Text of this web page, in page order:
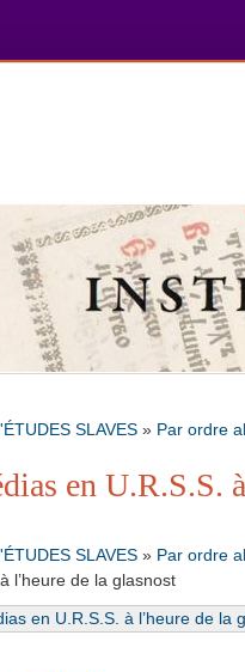
SLAVES » Par ordre
en U.R.S.S.
SLAVES » Par ordre
l’heure de la glasnost